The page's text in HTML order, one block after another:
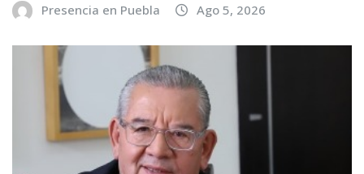
Presencia en Puebla Ago 5, 2026